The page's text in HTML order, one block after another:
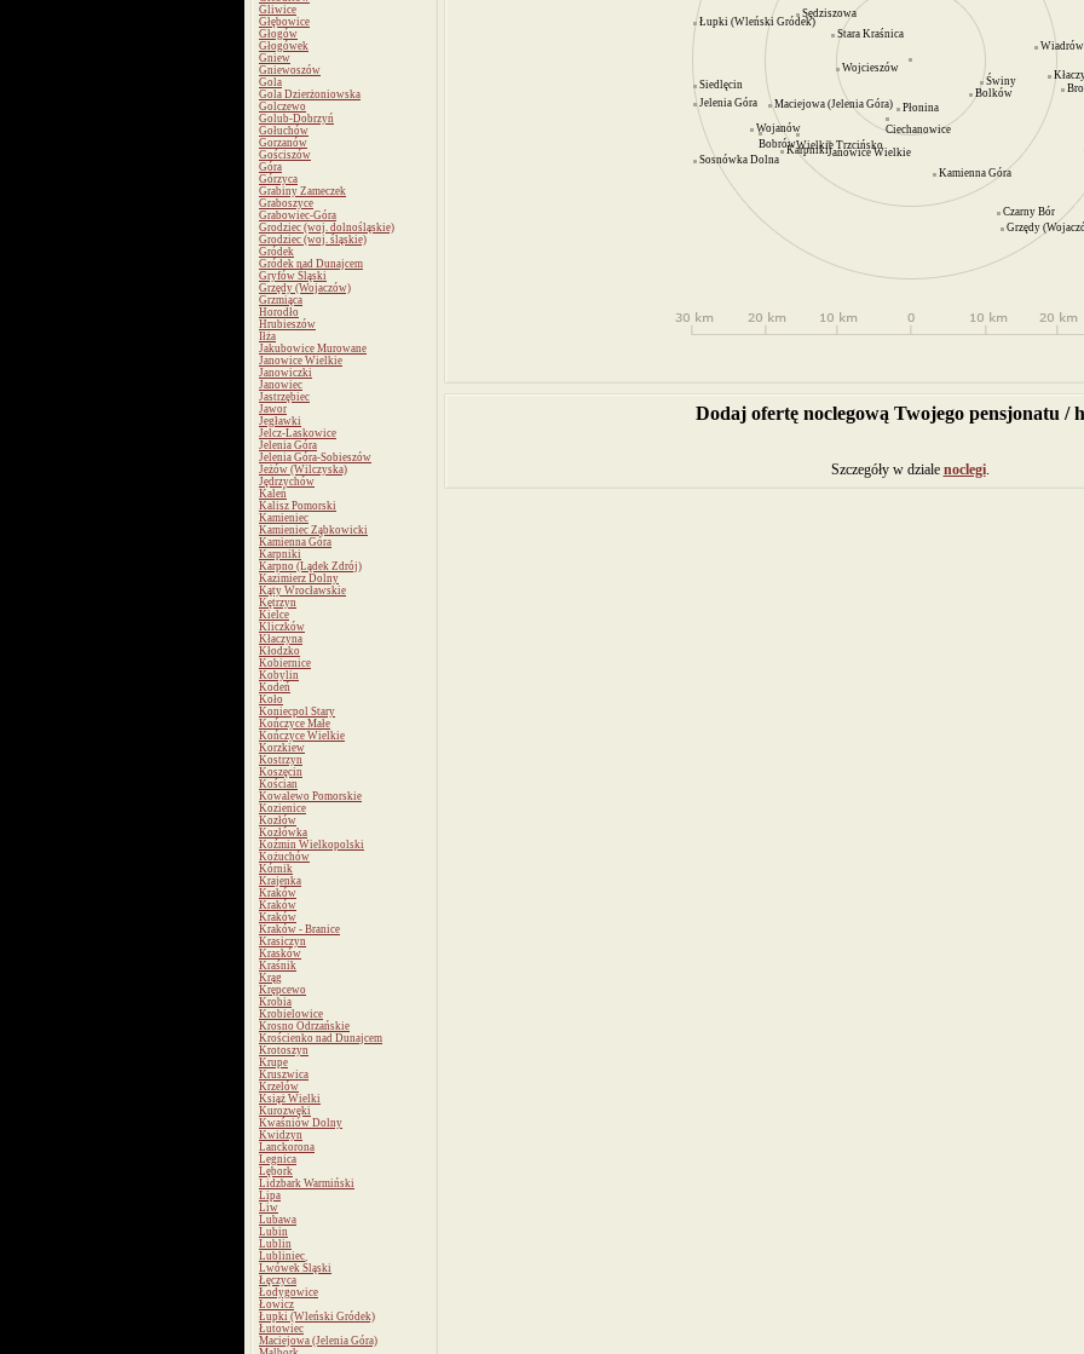
Gliwice
Głębowice
Głogów
Głogówek
Gniew
Gniewoszów
Gola
Gola Dzierżoniowska
Golczewo
Golub-Dobrzyń
Gołuchów
Gorzanów
Gościszów
Góra
Górzyca
Grabiny Zameczek
Graboszyce
Grabowiec-Góra
Grodziec (woj. dolnośląskie)
Grodziec (woj. śląskie)
Gródek
Gródek nad Dunajcem
Gryfów Śląski
Grzędy (Wojaczów)
Grzmiąca
Horodło
Hrubieszów
Iłża
Jakubowice Murowane
Janowice Wielkie
Janowiczki
Janowiec
Jastrzębiec
Jawor
Jegławki
Jelcz-Laskowice
Jelenia Góra
Jelenia Góra-Sobieszów
Jeżów (Wilczyska)
Jędrzychów
Kaleń
Kalisz Pomorski
Kamieniec
Kamieniec Ząbkowicki
Kamienna Góra
Karpniki
Karpno (Lądek Zdrój)
Kazimierz Dolny
Kąty Wrocławskie
Kętrzyn
Kielce
Kliczków
Kłaczyna
Kłodzko
Kobiernice
Kobylin
Kodeń
Koło
Koniecpol Stary
Kończyce Małe
Kończyce Wielkie
Korzkiew
Kostrzyn
Koszęcin
Kościan
Kowalewo Pomorskie
Kozienice
Kozłów
Kozłówka
Koźmin Wielkopolski
Kożuchów
Kórnik
Krajenka
Kraków
Kraków
Kraków
Kraków - Branice
Krasiczyn
Krasków
Kraśnik
Krąg
Krępcewo
Krobia
Krobielowice
Krosno Odrzańskie
Krościenko nad Dunajcem
Krotoszyn
Krupe
Kruszwica
Krzelów
Książ Wielki
Kurozwęki
Kwaśniów Dolny
Kwidzyn
Lanckorona
Legnica
Lębork
Lidzbark Warmiński
Lipa
Liw
Lubawa
Lubin
Lublin
Lubliniec
Lwówek Śląski
Łęczyca
Łodygowice
Łowicz
Łupki (Wleński Gródek)
Łutowiec
Maciejowa (Jelenia Góra)
Sędziszowa
Łupki (Wleński Gródek)
Stara Kraśnica
Wiadrów
Wojcieszów
Świny
Siedlęcin
Bolków
Jelenia Góra
Maciejowa (Jelenia Góra)
Płonina
Ciechanowice
Wojanów
BobrówWielkie Trzcińsko
Janowice Wielkie
Karpniki
Sosnówka Dolna
Kamienna Góra
Czarny Bór
Grzędy
Dodaj ofertę noclegową Twojego pensjonatu /
Szczegóły w dziale noclegi.